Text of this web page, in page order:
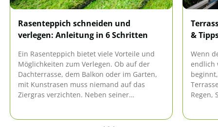
Rasenteppich schneiden und
verlegen: Anleitung in 6 Schritten
Ein Rasenteppich bietet viele Vorteile und
Möglichkeiten zum Verlegen. Ob auf der
Dachterrasse, dem Balkon oder im Garten,
mit Kunstrasen muss niemand auf das
Ziergras verzichten. Neben seiner
&
Wenn
endlich
Regen,